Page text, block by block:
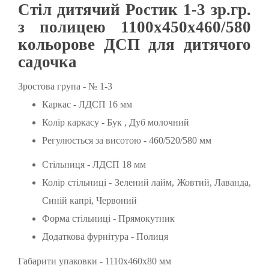
Стіл дитячий Ростик 1-3 зр.гр.
з полицею 1100х450х460/580
кольорове ДСП для дитячого
садочка
Зростова група - № 1-3
Каркас - ЛДСП 16 мм
Колір каркасу - Бук , Дуб молочний
Регулюється за висотою - 460/520/580 мм
Стільниця - ЛДСП 18 мм
Колір стільниці - Зелений лайм, Жовтий, Лаванда,
Синій капрі, Червоний
Форма стільниці - Прямокутник
Додаткова фурнітура - Полиця
Габарити упаковки - 1110х460х80 мм